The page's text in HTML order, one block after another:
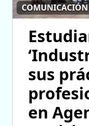
COMUNICACIÓN
sus
en